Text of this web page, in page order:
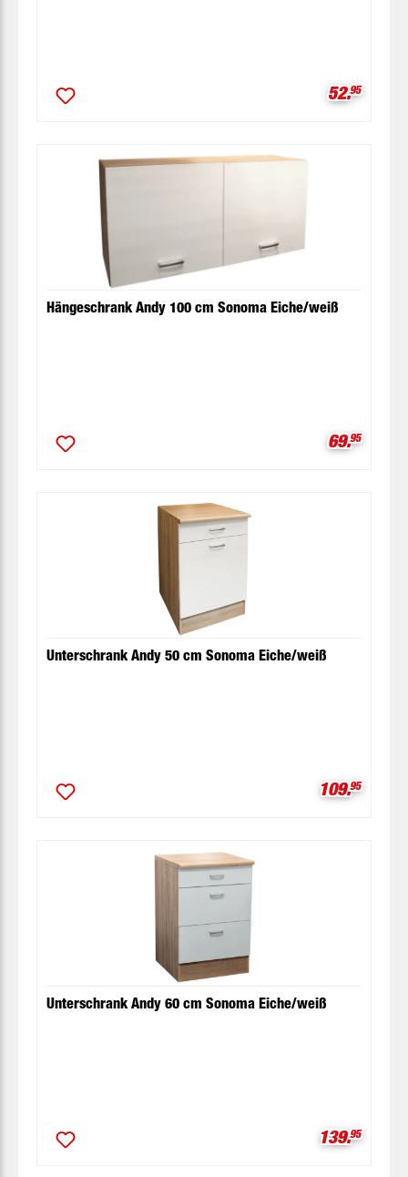
52.95
Hängeschrank Andy 100 cm Sonoma Eiche/weiß
69.95
Unterschrank Andy 50 cm Sonoma Eiche/weiß
109.95
Unterschrank Andy 60 cm Sonoma Eiche/weiß
139.95